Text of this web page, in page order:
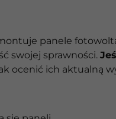
panele
swojej sprawności.
ocenić ich aktualną